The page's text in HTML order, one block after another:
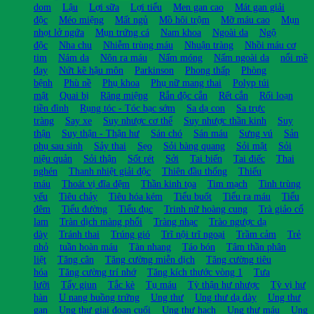
dom
Lậu Lợi sữa Lợi tiểu Men gan cao
Mát gan giải
độc
Méo miệng Mất ngủ Mồ hôi trộm Mỡ máu cao
Mụn
nhọt lở ngứa
Mụn trứng cá Nam khoa Ngoài da
Ngộ
độc
Nha chu Nhiễm trùng máu Nhuận tràng
Nhồi máu cơ
tim
Nám da Nôn ra máu Nấm móng Nấm ngoài da
nổi mề
đay
Nứt kẽ hậu môn Parkinson Phong thấp
Phòng
bệnh
Phù nề Phụ khoa Phụ nữ mang thai
Polyp túi
mật
Quai bị Răng miệng Rắn độc cắn Rết cắn
Rối loạn
tiền đình
Rụng tóc - Tóc bạc sớm Sa dạ con
Sa trực
tràng
Say xe Suy nhược cơ thể Suy nhược thần kinh
Suy
thận
Suy thận - Thận hư Sán chó Sán máu Sưng vú
Sản
phụ sau sinh
Sảy thai Sẹo Sỏi bàng quang Sỏi mật
Sỏi
niệu quản
Sỏi thận Sốt rét Sởi Tai biến Tai điếc
Thai
nghén
Thanh nhiệt giải độc Thiên đầu thống
Thiếu
máu
Thoát vị đĩa đệm Thần kinh tọa Tim mạch
Tinh trùng
yếu
Tiêu chảy Tiêu hóa kém Tiểu buốt Tiểu ra máu
Tiểu
đêm
Tiểu đường Tiểu đục Trinh nữ hoàng cung
Trà giảo cổ
lam
Tràn dịch màng phổi Tràng nhạc
Trào ngược dạ
dày
Tránh thai Trúng gió Trĩ nội trĩ ngoại Trầm cảm
Trẻ
nhỏ
tuần hoàn máu Tàn nhang Táo bón
Tâm thần phân
liệt
Tăng cân Tăng cường miễn dịch
Tăng cường tiêu
hóa
Tăng cường trí nhớ Tăng kích thước vòng 1
Tưa
lưỡi
Tẩy giun Tắc kè Tụ máu Tỳ thận hư nhược
Tỳ vị hư
hàn
U nang buồng trứng Ung thư Ung thư dạ dày
Ung thư
gan
Ung thư giai đoạn cuối Ung thư hạch Ung thư máu
Ung